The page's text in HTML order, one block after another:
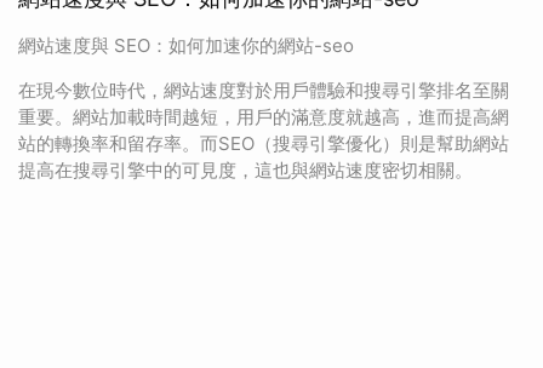
網站速度與 SEO：如何加速你的網站-seo
在現今數位時代，網站速度對於用戶體驗和搜尋引擎排名至關
重要。網站加載時間越短，用戶的滿意度就越高，進而提高網
站的轉換率和留存率。而SEO（搜尋引擎優化）則是幫助網站
提高在搜尋引擎中的可見度，這也與網站速度密切相關。